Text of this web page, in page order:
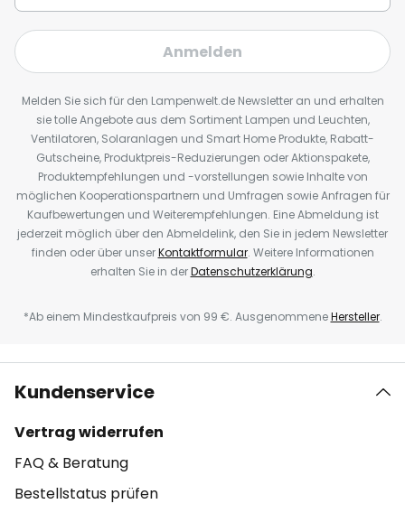
Anmelden
Melden Sie sich für den Lampenwelt.de Newsletter an und erhalten
sie tolle Angebote aus dem Sortiment Lampen und Leuchten,
Ventilatoren, Solaranlagen und Smart Home Produkte, Rabatt-
Gutscheine, Produktpreis-Reduzierungen oder Aktionspakete,
Produktempfehlungen und -vorstellungen sowie Inhalte von
möglichen Kooperationspartnern und Umfragen sowie Anfragen für
Kaufbewertungen und Weiterempfehlungen. Eine Abmeldung ist
jederzeit möglich über den Abmeldelink, den Sie in jedem Newsletter
finden oder über unserKontaktformular. Weitere Informationen
erhalten Sie in derDatenschutzerklärung.
*Ab einem Mindestkaufpreis von 99 €. AusgenommeneHersteller.
Kundenservice
Vertrag widerrufen
FAQ & Beratung
Bestellstatus prüfen